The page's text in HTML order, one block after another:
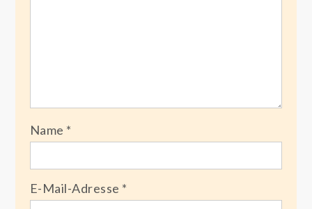
Name *
E-Mail-Adresse *